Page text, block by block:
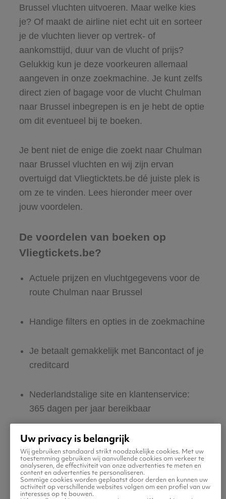
Brussel vluchten uitvoeren. Maar welke kies
je? Of maakt de airline niet echt uit en sorteer
je de vluchten liever op vertrek- of
aankomsttijd, duur van de vlucht of prijs?
Gelukkig kun je deze voorkeuren allemaal
aangeven in onze zoekmachine. Je kunt zelfs
direct zien of bagage voor de vlucht Chulman
naar Brussel inbegrepen is en je hebt de optie
om dit eventueel bij te boeken.
Je bent niet de enige die zoekt naar Chulman
naar Brussel vluchten en wij zijn ervan
overtuigd dat Vliegticktets.be dé juiste plek is
om ze te vinden. Lees hieronder meer over
jouw voordelen.
De voordelen van boeken op
Vliegtickets.be?
Actuele prijzen en vluchtgegevens voor de
route Chulman naar Brussel
Handige filters en opties in de zoekmachine
Je betaalt gemakkelijk met Bancontact of je
creditcard
Nederlandstalige site en klantenservice:
365 dagen per jaar bereikbaar
Zeker van veilig boeken en betalen
Boek ook direct een hotel of huurauto voor
in Brussel
Uw privacy is belangrijk
Wij gebruiken standaard strikt noodzakelijke cookies. Met uw
toestemming gebruiken wij aanvullende cookies om verkeer te
analyseren, de effectiviteit van onze advertenties te meten en
content en advertenties te personaliseren.
Sommige cookies worden geplaatst door derden en kunnen uw
activiteit op verschillende websites volgen om een profiel van uw
interesses op te bouwen.